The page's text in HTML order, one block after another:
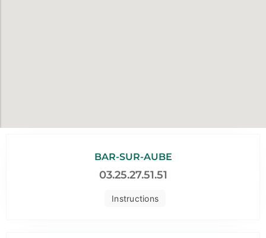
Instructions
BAR-SUR-AUBE
03.25.27.51.51